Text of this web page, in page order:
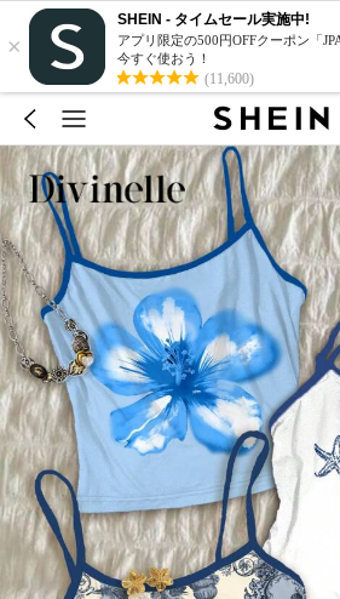
×
SHEIN - タイムセール実施中!
アプリ限定の500円OFFクーポン「
今すぐ使おう！
(11,600)